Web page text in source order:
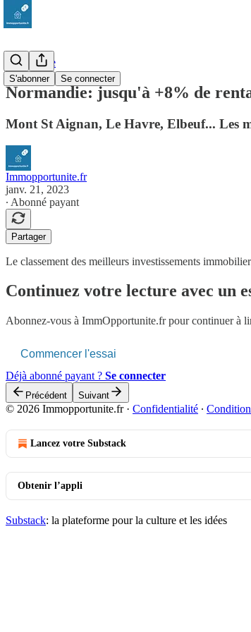
S'abonner Se connecter
Normandie
Normandie: jusqu'à +8% de
Mont St Aignan, Le Havre, Elbeuf... Les
Immopportunite.fr
janv. 21, 2023
∙ Abonné payant
Partager
Le classement des meilleurs investissements
Continuez votre lecture avec un
Abonnez-vous à ImmOpportunite.frpour continuer à
Commencer l'essai
Déjà abonné payant ? Se connecter
Précédent Suivant
© 2026 Immopportunite.fr· Confidentialité ∙
Lancez votre Substack
Obtenir l’appli
Substack: la plateforme pour la culture et les idées